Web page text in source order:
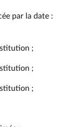
par la date :
;
;
;